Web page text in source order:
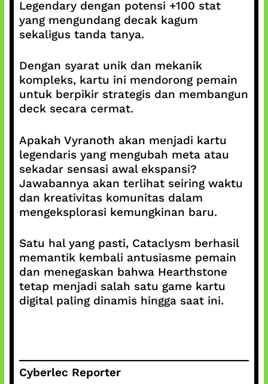
Legendary dengan potensi +100 stat
yang mengundang decak kagum
sekaligus tanda tanya.
Dengan syarat unik dan mekanik
kompleks, kartu ini mendorong pemain
untuk berpikir strategis dan membangun
deck secara cermat.
Apakah Vyranoth akan menjadi kartu
legendaris yang mengubah meta atau
sekadar sensasi awal ekspansi?
Jawabannya akan terlihat seiring waktu
dan kreativitas komunitas dalam
mengeksplorasi kemungkinan baru.
Satu hal yang pasti, Cataclysm berhasil
memantik kembali antusiasme pemain
dan menegaskan bahwa Hearthstone
tetap menjadi salah satu game kartu
digital paling dinamis hingga saat ini.
Cyberlec Reporter